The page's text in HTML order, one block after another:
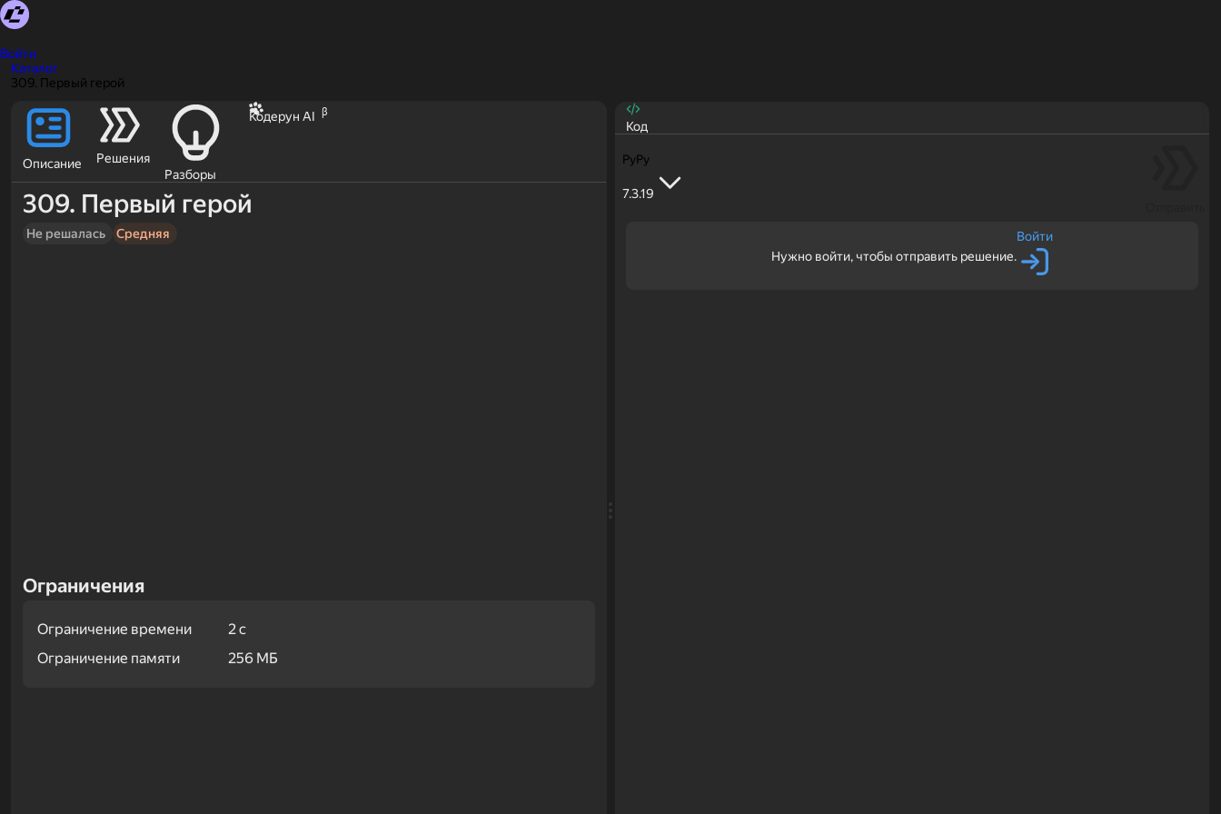
Войти
Каталог
309. Первый герой
Описание
Решения
Разборы
Кодерун AI β
309. Первый герой
Не решалась Средняя
Ограничения
Ограничение времени
2 с
Ограничение памяти
256 МБ
Код
PyPy
7.3.19
Нужно войти, чтобы отправить решение.
Войти